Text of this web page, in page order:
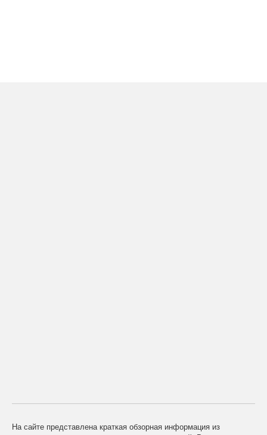
На сайте представлена краткая обзорная информация из